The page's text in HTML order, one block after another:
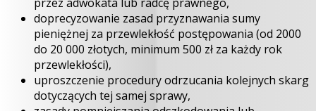
doprecyzowanie zasad przyznawania sumy
pieniężnej za przewlekłość postępowania (od 2000
do 20 000 złotych, minimum 500 zł za każdy rok
przewlekłości),
uproszczenie procedury odrzucania kolejnych skarg
dotyczących tej samej sprawy,